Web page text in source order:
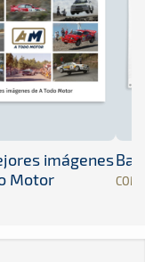
imágenes
Motor